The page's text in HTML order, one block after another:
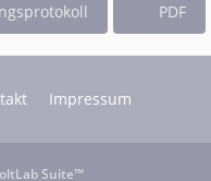
PDF
Impressum
Suite™